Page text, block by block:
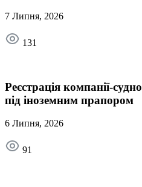
7 Липня, 2026
131
Реєстрація компанії-
під іноземним прапором
6 Липня, 2026
91